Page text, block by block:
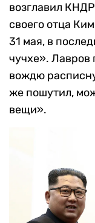
возглавил
своего отца
31 мая, в
чучхе». Лавров
вождю
же пошутил,
вещи».